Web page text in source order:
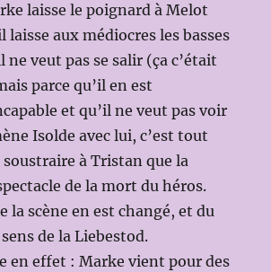
laisse le poignard à Melot
laisse aux médiocres les basses
ne veut pas se salir (ça c’était
parce qu’il en est
et qu’il ne veut pas voir
Isolde avec lui, c’est tout
à Tristan que la
de la mort du héros.
la scène en est changé, et du
de la Liebestod.
en effet : Marke vient pour des